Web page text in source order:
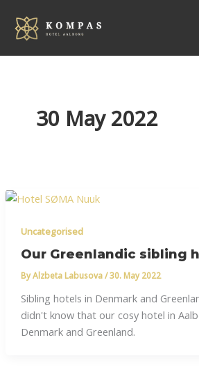
content
30 May 2022
Uncategorised
Our Greenlandic sibling
ByAlzbeta Labusova/30. May 2022
Sibling hotels in Denmark and
didn't know that our cosy hotel in
Denmark and Greenland.